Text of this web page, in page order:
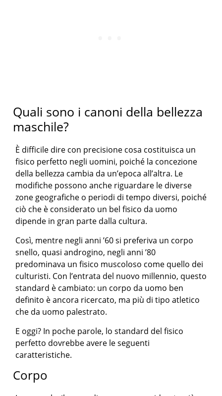
Quali sono i canoni della bellezza
maschile?
È difficile dire con precisione cosa costituisca un
fisico perfetto negli uomini, poiché la concezione
della bellezza cambia da un’epoca all’altra. Le
modifiche possono anche riguardare le diverse
zone geografiche o periodi di tempo diversi, poiché
ciò che è considerato un bel fisico da uomo
dipende in gran parte dalla cultura.
Così, mentre negli anni ’60 si preferiva un corpo
snello, quasi androgino, negli anni ’80
predominava un fisico muscoloso come quello dei
culturisti. Con l’entrata del nuovo millennio, questo
standard è cambiato: un corpo da uomo ben
definito è ancora ricercato, ma più di tipo atletico
che da uomo palestrato.
E oggi? In poche parole, lo standard del fisico
perfetto dovrebbe avere le seguenti
caratteristiche.
Corpo